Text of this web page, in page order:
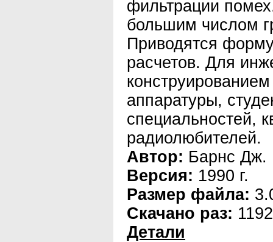
фильтрации
большим числом
Приводятся
расчетов. Для
аппаратуры,
специальностей,
радиолюбителей.
Автор: Барнс Дж.
Версия: 1990 г.
Размер файла:
Скачано раз: 1192
Детали